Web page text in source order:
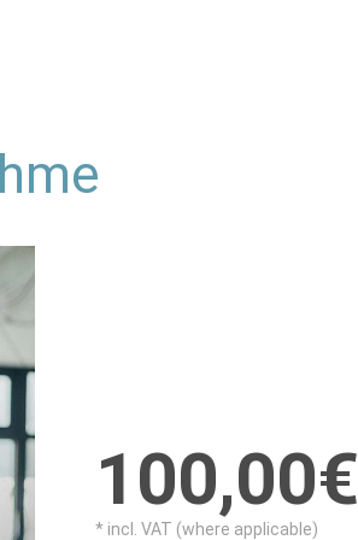
100,00€
* incl. VAT (where applicable)